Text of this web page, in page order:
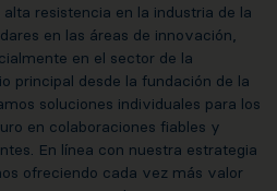
resistencia en la industria de la
en las áreas de innovación,
en el sector de la
principal desde la fundación de la
soluciones individuales para los
en colaboraciones fiables y
En línea con nuestra estrategia
ofreciendo cada vez más valor